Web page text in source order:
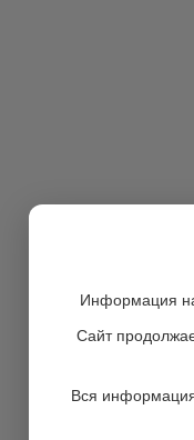
Информация
Сайт
Вся